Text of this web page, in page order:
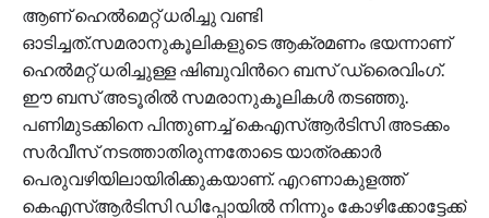
ആണ് ഹെൽമെറ്റ്‌ ധരിച്ചു വണ്ടി
ഓടിച്ചത്.സമരാനുകൂലികളുടെ ആക്രമണം ഭയന്നാണ്
ഹെൽമറ്റ് ധരിച്ചുള്ള ഷിബുവിന്‍റെ ബസ് ഡ്രൈവിംഗ്.
ഈ ബസ് അടൂരിൽ സമരാനുകൂലികൾ തടഞ്ഞു.
പണിമുടക്കിനെ പിന്തുണച്ച് കെഎസ്ആർടിസി അടക്കം
സർവീസ് നടത്താതിരുന്നതോടെ യാത്രക്കാർ
പെരുവഴിയിലായിരിക്കുകയാണ്. എറണാകുളത്ത്
കെഎസ്ആർടിസി ഡിപ്പോയിൽ നിന്നും കോഴിക്കോട്ടേക്ക്